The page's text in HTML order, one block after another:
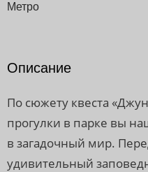
Метро
Описание
По сюжету квеста
прогулки в парке вы
в загадочный мир.
удивительный